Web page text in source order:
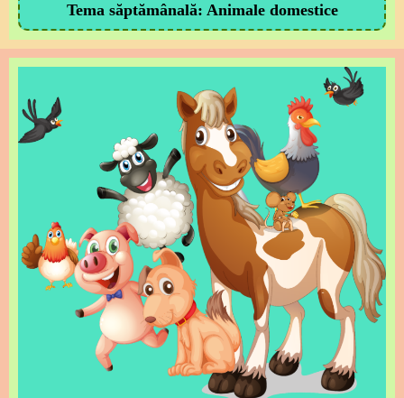
Tema săptămânală: Animale domestice